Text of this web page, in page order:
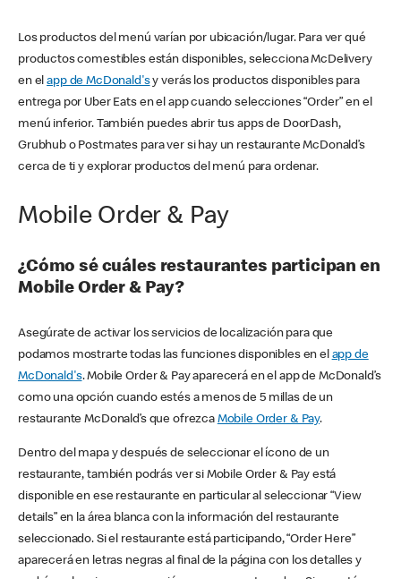
Los productos del menú varían por ubicación/lugar. Para ver qué
productos comestibles están disponibles, selecciona McDelivery
en elapp de McDonald'sy verás los productos disponibles para
entrega por Uber Eats en el app cuando selecciones “Order” en el
menú inferior. También puedes abrir tus apps de DoorDash,
Grubhub o Postmates para ver si hay un restaurante McDonald’s
cerca de ti y explorar productos del menú para ordenar.
Mobile Order & Pay
¿Cómo sé cuáles restaurantes participan en
Mobile Order & Pay?
Asegúrate de activar los servicios de localización para que
podamos mostrarte todas las funciones disponibles en el app de
McDonald's. Mobile Order & Pay aparecerá en el app de McDonald’s
como una opción cuando estés a menos de 5 millas de un
restaurante McDonald’s que ofrezca Mobile Order & Pay.
Dentro del mapa y después de seleccionar el ícono de un
restaurante, también podrás ver si Mobile Order & Pay está
disponible en ese restaurante en particular al seleccionar “View
details” en la área blanca con la información del restaurante
seleccionado. Si el restaurante está participando, “Order Here”
aparecerá en letras negras al final de la página con los detalles y